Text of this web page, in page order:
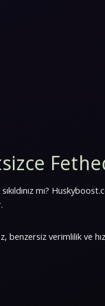
mı?
benzersiz verimlilik ve